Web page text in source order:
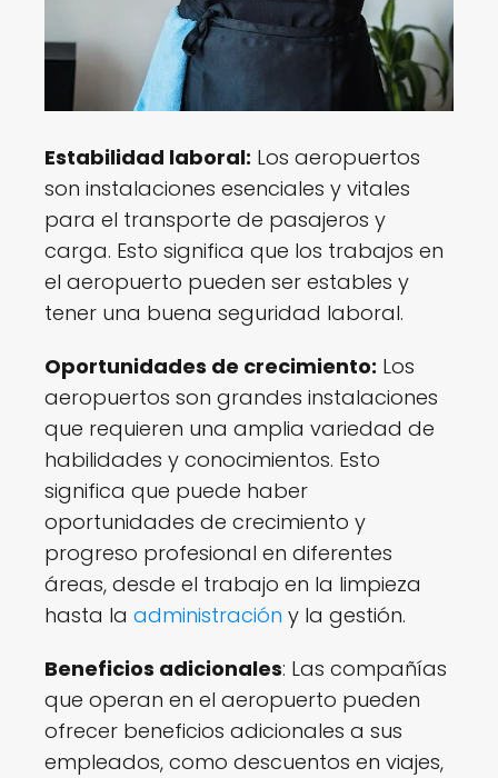
Estabilidad laboral: Los aeropuertos
son instalaciones esenciales y vitales
para el transporte de pasajeros y
carga. Esto significa que los trabajos en
el aeropuerto pueden ser estables y
tener una buena seguridad laboral.
Oportunidades de crecimiento: Los
aeropuertos son grandes instalaciones
que requieren una amplia variedad de
habilidades y conocimientos. Esto
significa que puede haber
oportunidades de crecimiento y
progreso profesional en diferentes
áreas, desde el trabajo en la limpieza
hasta la administración y la gestión.
Beneficios adicionales: Las compañías
que operan en el aeropuerto pueden
ofrecer beneficios adicionales a sus
empleados, como descuentos en viajes,